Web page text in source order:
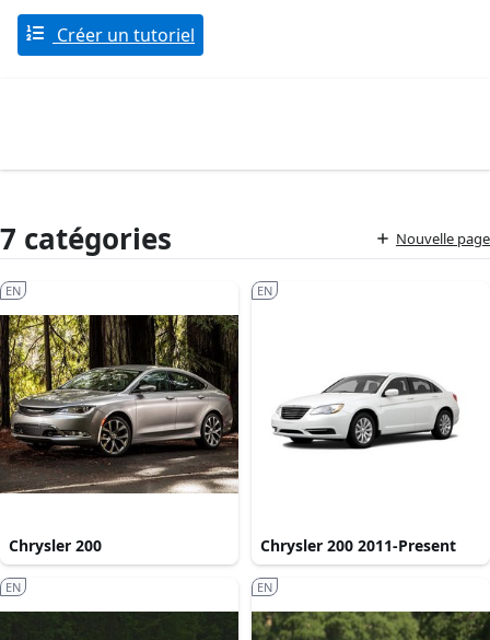
Créer un tutoriel
7 catégories Nouvelle page
Chrysler 200
EN
Chrysler 200 2011-Present
EN
EN EN